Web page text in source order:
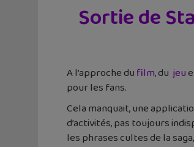
Sortie de
A l’approche dufilm, du jeu
pour les fans.
Cela manquait, une
d’activités, pas toujours
les phrases cultes de la